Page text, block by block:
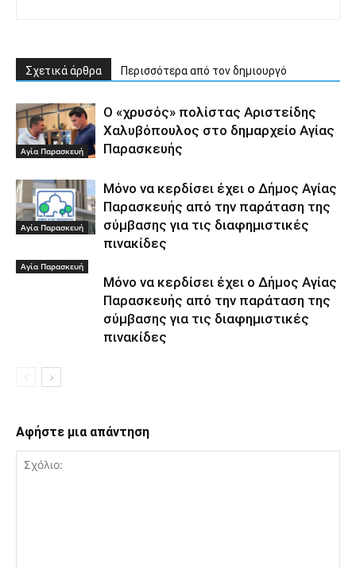
Σχετικά άρθρα Περισσότερα από τον δημιουργό
Αγία Παρασκευή
Ο «χρυσός» πολίστας Αριστείδης
Χαλυβόπουλος στο δημαρχείο Αγίας
Παρασκευής
Αγία Παρασκευή
Μόνο να κερδίσει έχει ο Δήμος Αγίας
Παρασκευής από την παράταση της
σύμβασης για τις διαφημιστικές
πινακίδες
Αγία Παρασκευή
Μόνο να κερδίσει έχει ο Δήμος Αγίας
Παρασκευής από την παράταση της
σύμβασης για τις διαφημιστικές
πινακίδες
Αφήστε μια απάντηση